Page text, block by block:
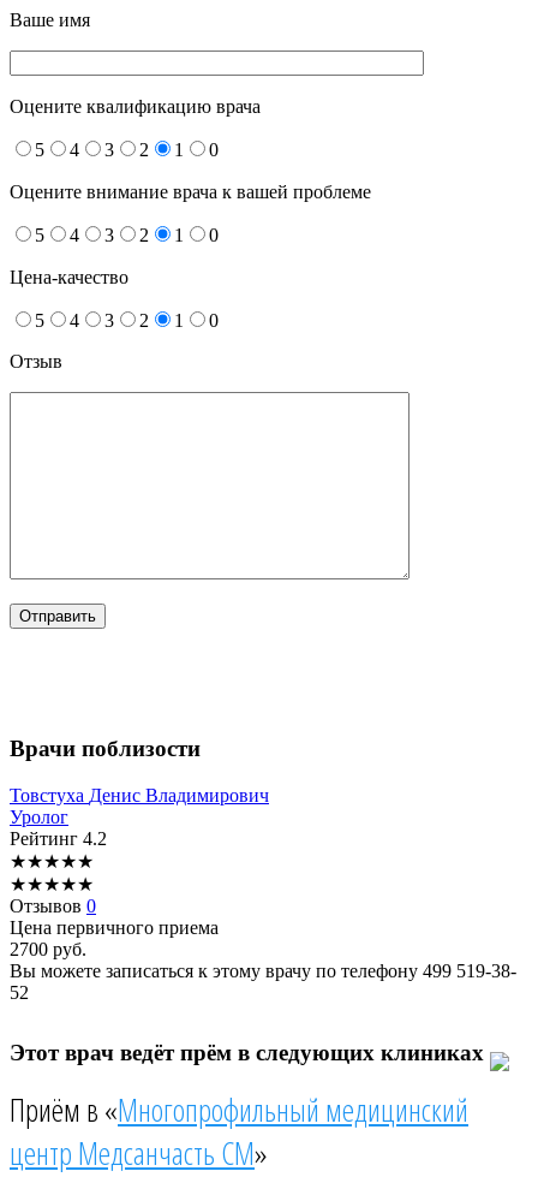
Ваше имя
Оцените квалификацию врача
5 4 3 2 1 0
Оцените внимание врача к вашей проблеме
5 4 3 2 1 0
Цена-качество
5 4 3 2 1
0
Отзыв
Врачи поблизости
Товстуха Денис Владимирович
Уролог
Рейтинг 4.2
★★★★★
★★★★★
Отзывов 0
Цена первичного приема
2700 руб.
Вы можете записаться к этому врачу по телефону 499 519-38-
52
Этот врач ведёт прём в следующих клиниках
Приём в «Многопрофильный медицинский
центр Медсанчасть СМ»